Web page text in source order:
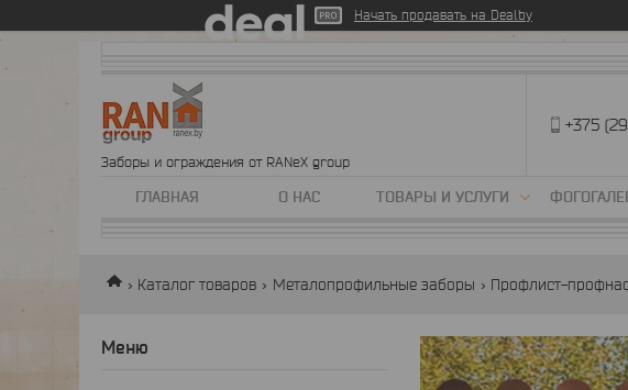
Начать продавать на Deal.by
Заборы и ограждения от RANeX group
+375
ГЛАВНАЯ О НАС ТОВАРЫ И УСЛУГИ
Каталог товаров Металопрофильные заборы Профлист-